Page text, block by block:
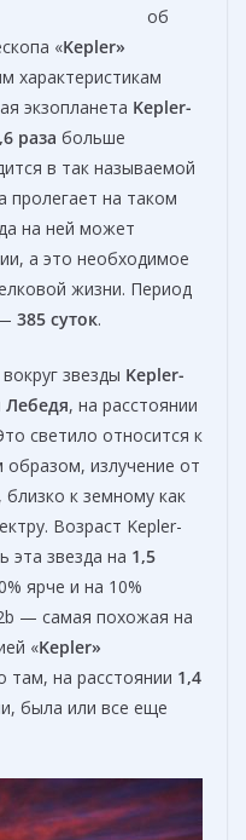
об
«Kepler»
характеристикам
экзопланета Kepler-
раза больше
в так называемой
пролегает на таком
на ней может
а это необходимое
жизни. Период
385 суток.
звезды Kepler-
Лебедя, на расстоянии
светило относится к
образом, излучение от
к земному как
Возраст Kepler-
эта звезда на 1,5
ярче и на 10%
— самая похожая на
«Kepler»
там, на расстоянии 1,4
была или все еще